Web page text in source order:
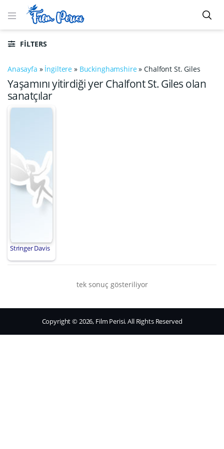
FILTERS
Anasayfa » İngiltere » Buckinghamshire»Chalfont St. Giles
Yaşamını yitirdiği yer Chalfont St. Giles olan
sanatçılar
Stringer Davis
tek sonuç gösteriliyor
Copyright © 2026, Film Perisi. All Rights Reserved